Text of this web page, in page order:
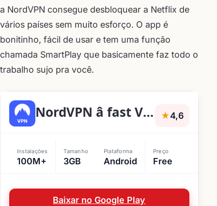
a NordVPN consegue desbloquear a Netflix de
vários países sem muito esforço. O app é
bonitinho, fácil de usar e tem uma função
chamada SmartPlay que basicamente faz todo o
trabalho sujo pra você.
NordVPN â fast VPN for privacy ★4,6
Instalações
100M+
Tamanho
3GB
Plataforma
Android
Preço
Free
Baixar no Google Play